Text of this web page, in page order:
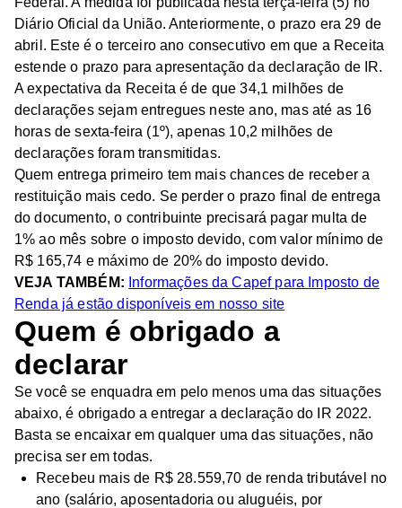
Diário Oficial da União. Anteriormente, o prazo era 29 de
abril. Este é o terceiro ano consecutivo em que a Receita
estende o prazo para apresentação da declaração de IR.
A expectativa da Receita é de que 34,1 milhões de
declarações sejam entregues neste ano, mas até as 16
horas de sexta-feira (1º), apenas 10,2 milhões de
declarações foram transmitidas.
Quem entrega primeiro tem mais chances de receber a
restituição mais cedo. Se perder o prazo final de entrega
do documento, o contribuinte precisará pagar multa de
1% ao mês sobre o imposto devido, com valor mínimo de
R$ 165,74 e máximo de 20% do imposto devido.
VEJA TAMBÉM: Informações da Capef para Imposto de
Renda já estão disponíveis em nosso site
Quem é obrigado a
declarar
Se você se enquadra em pelo menos uma das situações
abaixo, é obrigado a entregar a declaração do IR 2022.
Basta se encaixar em qualquer uma das situações, não
precisa ser em todas.
Recebeu mais de R$ 28.559,70 de renda tributável no
ano (salário, aposentadoria ou aluguéis, por